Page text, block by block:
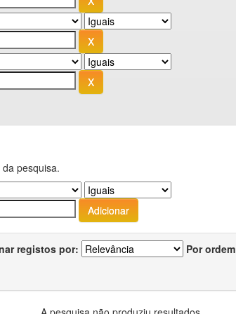
pesquisa.
registos por: Por ordem